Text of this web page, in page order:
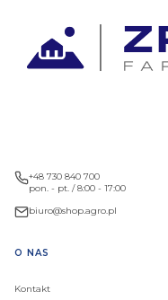
+48 730 840 700
pon. - pt. / 8:00 - 17:00
biuro@shop.agro.pl
Linki w stopce
O NAS
Kontakt